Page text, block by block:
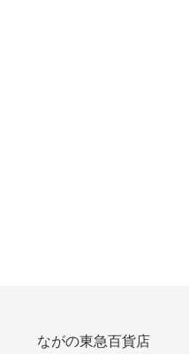
ながの東急百貨店